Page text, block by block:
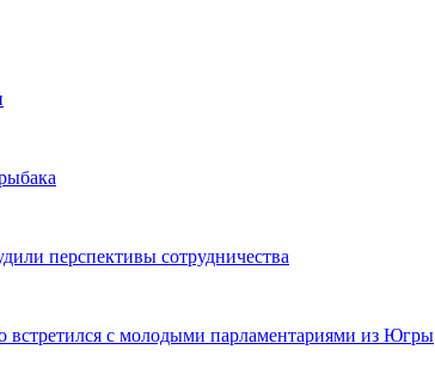
перспективы сотрудничества
встретился с молодыми парламентариями из Югры